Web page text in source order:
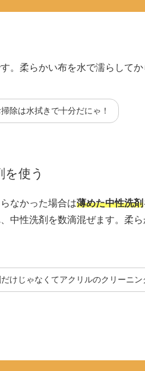
。柔らかい布を水で濡らしてか
除は水拭きで十分だにゃ！
を使う
なかった場合は薄めた中性洗剤
中性洗剤を数滴混ぜます。柔
けじゃなくてアクリルのクリーニ